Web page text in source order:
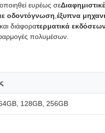
ευρέως σε
οδοντόγνωση έξυπνα
, και διάφορατερματικά
πολυμέσων.
128GB, 256GB